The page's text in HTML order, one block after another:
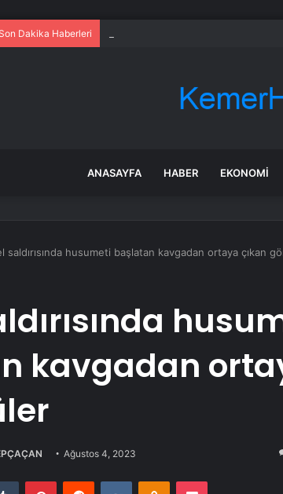
Son Dakika Haberleri
ANASAYFA HABER EKONOMI
saldırısında husumeti başlatan kavgadan ortaya çıkan
kavgadan
Ağustos 4, 2023
Tumblr PinterestReddit VKontakteOdnoklassniki
Pocket